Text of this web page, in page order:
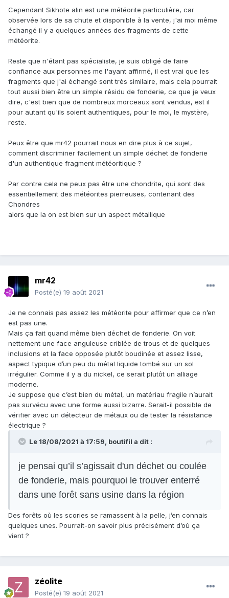
Cependant Sikhote alin est une météorite particulière, car
observée lors de sa chute et disponible à la vente, j'ai moi même
échangé il y a quelques années des fragments de cette
météorite.
Reste que n'étant pas spécialiste, je suis obligé de faire
confiance aux personnes me l'ayant affirmé, il est vrai que les
fragments que j'ai échangé sont très similaire, mais cela pourrait
tout aussi bien être un simple résidu de fonderie, ce que je veux
dire, c'est bien que de nombreux morceaux sont vendus, est il
pour autant qu'ils soient authentiques, pour le moi, le mystère,
reste.
Peux être que mr42 pourrait nous en dire plus à ce sujet,
comment discriminer facilement un simple déchet de fonderie
d'un authentique fragment météoritique ?
Par contre cela ne peux pas être une chondrite, qui sont des
essentiellement des météorites pierreuses, contenant des
Chondres
alors que la on est bien sur un aspect métallique
mr42
Posté(e) 19 août 2021
Je ne connais pas assez les météorite pour affirmer que ce n’en
est pas une.
Mais ça fait quand même bien déchet de fonderie. On voit
nettement une face anguleuse criblée de trous et de quelques
inclusions et la face opposée plutôt boudinée et assez lisse,
aspect typique d’un peu du métal liquide tombé sur un sol
irrégulier. Comme il y a du nickel, ce serait plutôt un alliage
moderne.
Je suppose que c’est bien du métal, un matériau fragile n’aurait
pas survécu avec une forme aussi bizarre. Serait-il possible de
vérifier avec un détecteur de métaux ou de tester la résistance
électrique ?
Le 18/08/2021 à 17:59, boutifil a dit :
je pensai qu’il s’agissait d'un déchet ou coulée
de fonderie, mais pourquoi le trouver enterré
dans une forêt sans usine dans la région
Des forêts où les scories se ramassent à la pelle, j’en connais
quelques unes. Pourrait-on savoir plus précisément d’où ça
vient ?
zéolite
Posté(e) 19 août 2021